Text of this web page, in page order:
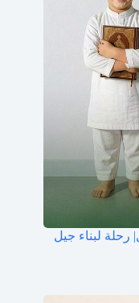
لبناء جيل